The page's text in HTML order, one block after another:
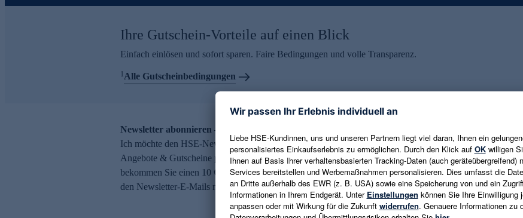
Ihre Gutschein-Vorteile auf einen Blick
Einfach einlösen und sofort sparen. Faire Bedingungen und volle Transparenz.
1Alle Gutscheinbedingungen
Newsletter abonnieren – 10 € Gutschein erhalten
Ich möchte den HSE-Newsletter abonnieren und aktuelle Trends,
Angebote & Gutscheine per E-Mail erhalten. Als Dankeschön
bekommen Sie einen 10 € Gutschein. Eine Abmeldung ist jederzeit in
den Newsletter-E-Mails möglich.
E-Mail-Adresse eingeben
Es gelten die Datenschutzrichtlinien